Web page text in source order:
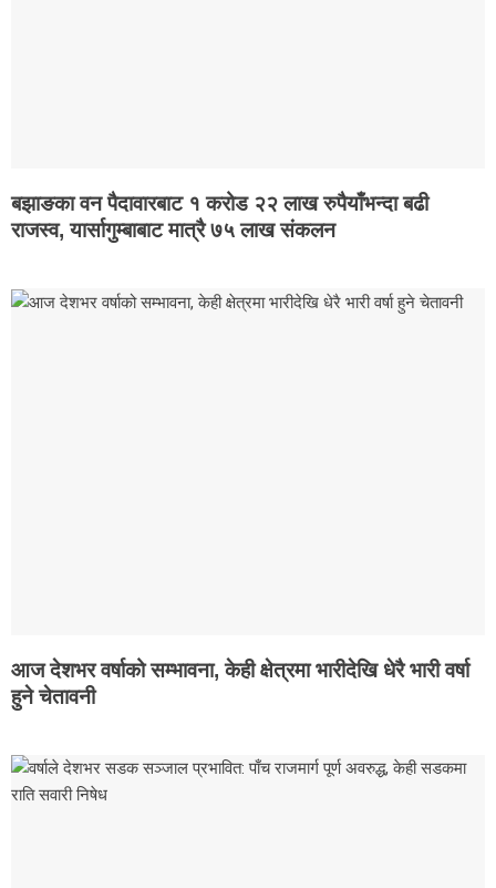
बझाङका वन पैदावारबाट १ करोड २२ लाख रुपैयाँभन्दा बढी
राजस्व, यार्सागुम्बाबाट मात्रै ७५ लाख संकलन
आज देशभर वर्षाको सम्भावना, केही क्षेत्रमा भारीदेखि धेरै भारी वर्षा
हुने चेतावनी